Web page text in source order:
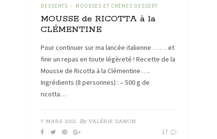
DESSERTS / MOUSSES ET CRÈMES DESSERT
MOUSSE de RICOTTA à la
CLÉMENTINE
Pour continuer sur ma lancée italienne … … et
finir un repas en toute légèreté ! Recette de la
Mousse de Ricotta à la Clémentine ….
Ingrédients (8 personnes) : – 500 g de
ricotta…
7 MARS 2012 By VALÉRIE ZANON
17